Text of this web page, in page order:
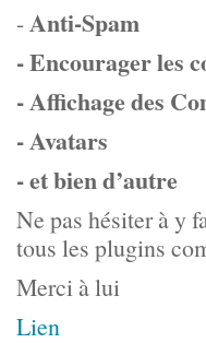
-Anti-Spam
-Encourager les
- Affichage des
- Avatars
- et bien d’autre
Ne pas hésiter à y
tous les plugins
Merci à lui
Lien